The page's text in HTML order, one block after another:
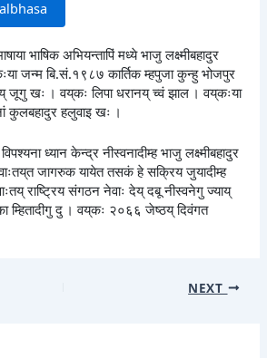
भाषिक अभियन्तापिं मध्ये भाजु लक्ष्मीबहादुर
जन्म बि.सं.१९८७ कार्तिक म्हपुजा कुन्हु भोजपुर
जूगु खः । वय्‌कः लिपा धरानय् च्वं झाल । वय्‌कःया
नां कुलबहादुर हलुवाइ खः ।
ध्यान केन्द्र नीस्वनादीम्ह भाजु लक्ष्मीबहादुर
जागरुक यायेत तसकं हे सक्रिय जुयादीम्ह
राष्ट्रिय संगठन नेवाः देय् दबू नीस्वनेगु ज्याय्
म्हितादीगु दु । वय्‌कः २०६६ जेष्ठय् दिवंगत
NEXT